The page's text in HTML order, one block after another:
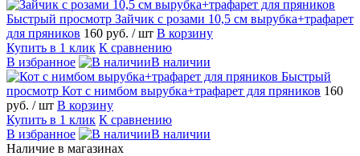
Быстрый просмотр Зайчик с розами 10,5 см вырубка+трафарет
для пряников 160 руб. / шт В корзину
Купить в 1 клик К сравнению
В избранное
В наличии
Быстрый
просмотр Кот с нимбом вырубка+трафарет для пряников 160
руб. / шт В корзину
Купить в 1 клик К сравнению
В избранное
В наличии
Наличие в магазинах